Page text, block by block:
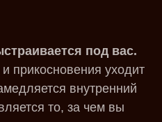
под вас.
прикосновения уходит
внутренний
то, за чем вы